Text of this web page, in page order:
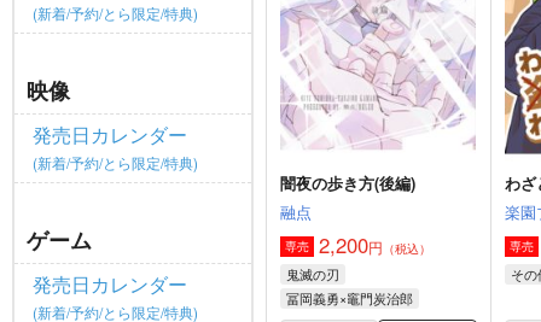
(新着/予約/とら限定/特典)
映像
発売日カレンダー
(新着/予約/とら限定/特典)
ゲーム
発売日カレンダー
(新着/予約/とら限定/特典)
闇夜の歩き方(後編)
融点
専売 2,200円 （税込）
鬼滅の刃
冨岡義勇×竈門炭治郎
わ
楽園
専売
その